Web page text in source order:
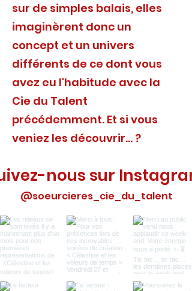
sur de simples balais, elles
imaginèrent donc un
concept et un univers
différents de ce dont vous
avez eu l'habitude avec la
Cie du Talent
précédemment. Et si vous
veniez les découvrir... ?
nous sur
@soeurcieres_cie_du_talent